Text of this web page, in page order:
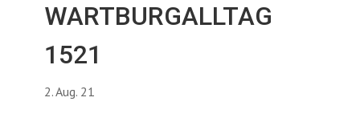
WARTBURGALLTAG
1521
2. Aug. 21